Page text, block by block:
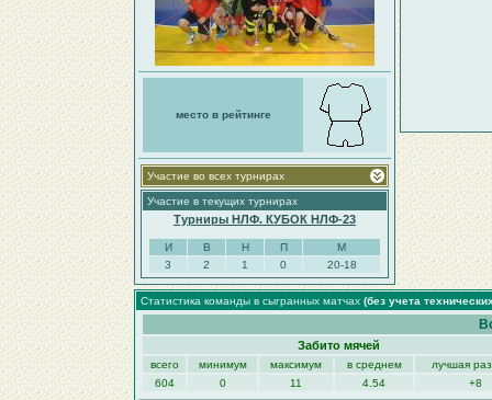
место в рейтинге
Участие во всех турнирах
Участие в текущих турнирах
Турниры НЛФ. КУБОК НЛФ-23
И В Н П
М
3
2 1 0 20-18
Статистика команды в сыгранных матчах (без учета
Забито мячей
всего минимум максимум в среднем
лучшая
604
0 11 4.54 +8